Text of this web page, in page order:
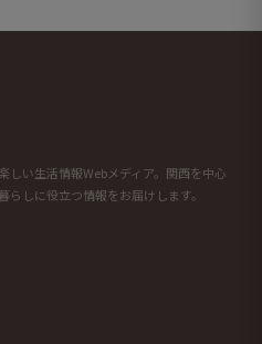
しい生活情報Webメディア。関西を中心
しに役立つ情報をお届けします。